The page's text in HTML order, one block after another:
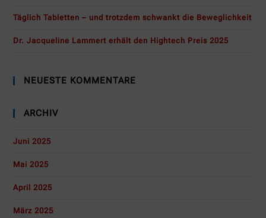
Täglich Tabletten – und trotzdem schwankt die Beweglichkeit
Dr. Jacqueline Lammert erhält den Hightech Preis 2025
NEUESTE KOMMENTARE
ARCHIV
Juni 2025
Mai 2025
April 2025
März 2025